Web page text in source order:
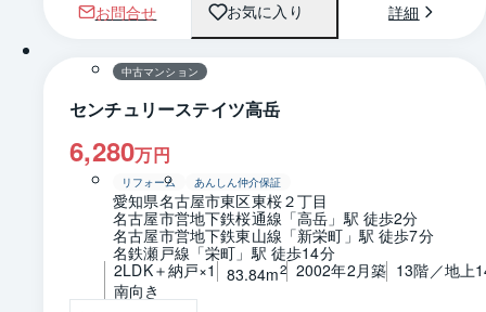
お問合せ お気に入り 詳細
1 / 0 間取り
中古マンション
センチュリーステイツ高岳
6,280万円
リフォーム あんしん仲介保証
愛知県名古屋市東区東桜２丁目
名古屋市営地下鉄桜通線「高岳」駅 徒歩2分
名古屋市営地下鉄東山線「新栄町」駅 徒歩7分
名鉄瀬戸線「栄町」駅 徒歩14分
2LDK＋納戸×1
83.84m2 2002年2月築 13階／地上
南向き